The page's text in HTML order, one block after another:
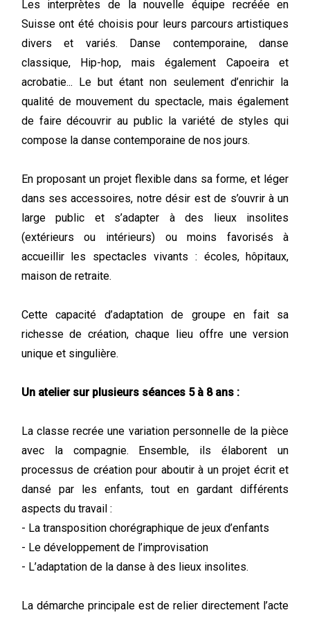
Les interprètes de la nouvelle équipe recréée en
Suisse ont été choisis pour leurs parcours artistiques
divers et variés. Danse contemporaine, danse
classique, Hip-hop, mais également Capoeira et
acrobatie... Le but étant non seulement d’enrichir la
qualité de mouvement du spectacle, mais également
de faire découvrir au public la variété de styles qui
compose la danse contemporaine de nos jours.
En proposant un projet flexible dans sa forme, et léger
dans ses accessoires, notre désir est de s’ouvrir à un
large public et s’adapter à des lieux insolites
(extérieurs ou intérieurs) ou moins favorisés à
accueillir les spectacles vivants : écoles, hôpitaux,
maison de retraite.
Cette capacité d’adaptation de groupe en fait sa
richesse de création, chaque lieu offre une version
unique et singulière.
Un atelier sur plusieurs séances 5 à 8 ans :
La classe recrée une variation personnelle de la pièce
avec la compagnie. Ensemble, ils élaborent un
processus de création pour aboutir à un projet écrit et
dansé par les enfants, tout en gardant différents
aspects du travail :
- La transposition chorégraphique de jeux d’enfants
- Le développement de l’improvisation
- L’adaptation de la danse à des lieux insolites.
La démarche principale est de relier directement l’acte